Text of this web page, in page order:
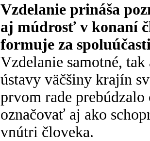
Vzdelanie prináša
aj múdrosť v konaní
formuje za
Vzdelanie samotné,
ústavy väčšiny krajín
prvom rade
označovať aj ako
vnútri človeka.